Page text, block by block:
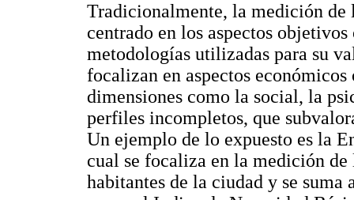
Tradicionalmente, la medición de
centrado en los aspectos
metodologías utilizadas para su
focalizan en aspectos
dimensiones como la social, la
perfiles incompletos, que
Un ejemplo de lo expuesto es la
cual se focaliza en la medición
habitantes de la ciudad y se